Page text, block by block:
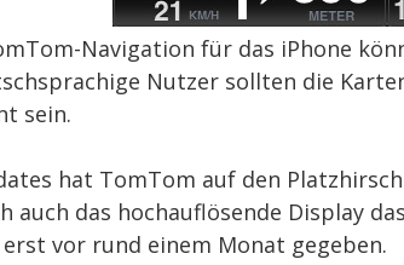
Navigation für das iPhone
Nutzer sollten die
sein.
hat TomTom auf den
auch das hochauflösende Display
vor rund einem Monat gegeben.